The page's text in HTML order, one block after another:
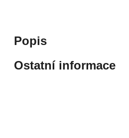
Popis
Ostatní informace